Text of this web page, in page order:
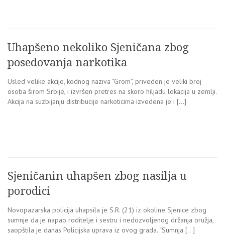
Uhapšeno nekoliko Sjeničana zbog
posedovanja narkotika
Usled velike akcije, kodnog naziva “Grom”, priveden je veliki broj
osoba širom Srbije, i izvršen pretres na skoro hiljadu lokacija u zemlji.
Akcija na suzbijanju distribucije narkoticima izvedena je i […]
Sjeničanin uhapšen zbog nasilja u
porodici
Novopazarska policija uhapsila je S.R. (21) iz okoline Sjenice zbog
sumnje da je napao roditelje i sestru i nedozvoljenog držanja oružja,
saopštila je danas Policijska uprava iz ovog grada. “Sumnja […]